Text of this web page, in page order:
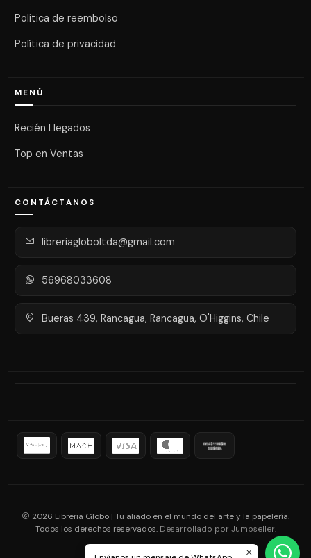
Política de reembolso
Política de privacidad
MENÚ
Recién Llegados
Top en Ventas
CONTÁCTANOS
libreriagloboltda@gmail.com
56968033608
Bueras 439, Rancagua, Rancagua, O'Higgins, Chile
2026 Libreria Globo | Tu aliado en el mundo del arte y la papelería.
Todos los derechos reservados. Desarrollado por Jumpseller.